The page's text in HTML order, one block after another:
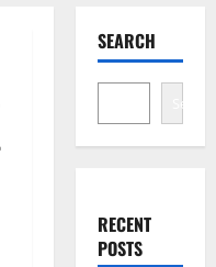
SEARCH
Search
RECENT
POSTS